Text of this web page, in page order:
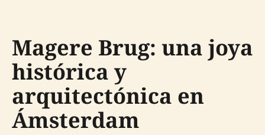
Magere Brug: una joya
histórica y
arquitectónica en
Ámsterdam